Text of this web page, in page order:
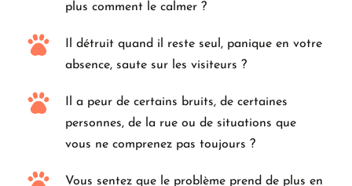
plus comment le calmer ?
Il détruit quand il reste seul, panique en votre
absence, saute sur les visiteurs ?
Il a peur de certains bruits, de certaines
personnes, de la rue ou de situations que
vous ne comprenez pas toujours ?
Vous sentez que le problème prend de plus en